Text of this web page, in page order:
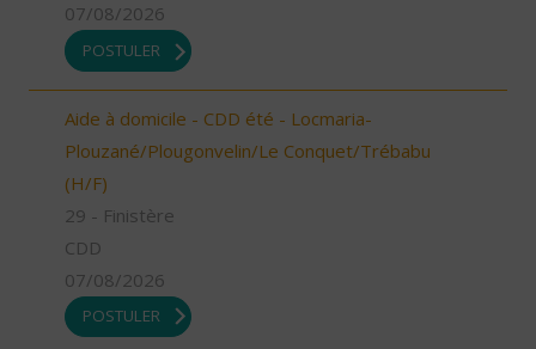
07/08/2026
POSTULER
Aide à domicile - CDD été - Locmaria-
Plouzané/Plougonvelin/Le Conquet/Trébabu
(H/F)
29 - Finistère
CDD
07/08/2026
POSTULER